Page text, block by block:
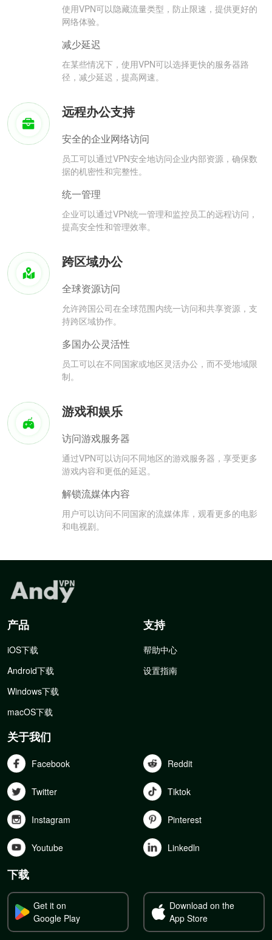
使用VPN可以隐藏流量类型，防止限速，提供更好的
网络体验。
减少延迟
在某些情况下，使用VPN可以选择更快的服务器路
径，减少延迟，提高网速。
远程办公支持
安全的企业网络访问
员工可以通过VPN安全地访问企业内部资源，确保数
据的机密性和完整性。
统一管理
企业可以通过VPN统一管理和监控员工的远程访问，
提高安全性和管理效率。
跨区域办公
全球资源访问
允许跨国公司在全球范围内统一访问和共享资源，支
持跨区域协作。
多国办公灵活性
员工可以在不同国家或地区灵活办公，而不受地域限
制。
游戏和娱乐
访问游戏服务器
通过VPN可以访问不同地区的游戏服务器，享受更多
游戏内容和更低的延迟。
解锁流媒体内容
用户可以访问不同国家的流媒体库，观看更多的电影
和电视剧。
产品
iOS下载
Android下载
Windows下载
macOS下载
支持
帮助中心
设置指南
关于我们
Facebook Reddit
Twitter Tiktok
Instagram Pinterest
Youtube Linkedln
下载
Get it on
Google Play
Download on the
App Store